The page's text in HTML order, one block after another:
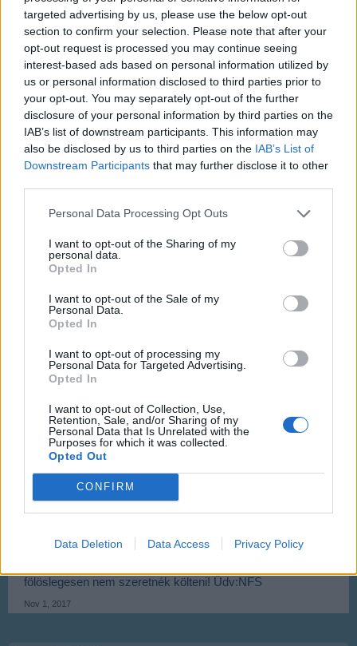
targeted advertising by us, please use the below opt-out
section to confirm your selection. Please note that after your
opt-out request is processed you may continue seeing
interest-based ads based on personal information utilized by
us or personal information disclosed to third parties prior to
your opt-out. You may separately opt-out of the further
disclosure of your personal information by third parties on the
IAB’s list of downstream participants. This information may
also be disclosed by us to third parties on the IAB’s List of
Downstream Participants that may further disclose it to other
Personal Data Processing Opt Outs
I want to opt-out of the Sharing of my
personal data.
Opted In
I want to opt-out of the Sale of my
Personal Data.
Opted In
I want to opt-out of processing my
Personal Data for Targeted Advertising.
Opted In
I want to opt-out of Collection, Use,
Retention, Sale, and/or Sharing of my
Personal Data that Is Unrelated with the
Purposes for which it was collected.
Opted Out
CONFIRM
Data Deletion Data Access Privacy Policy
User
glacika56 said:
Pár db 6-8 órás gépet én is be tudok válalni. Este kb 9.00-ig
Oké, köszi
Nov 1, 2017
Attila201409likes this.
User
Sziasztok
Valaki estére tudná fogadni a gépeimet???
Ha esetleg marad pár felesleges géped 16:30-tól éjfélig én
Nov 1, 2017
szarvasferiandflashman18like this.
Sziasztok! 70 Szintű vagyok 0 ft nem költötem bele és
fölöslegesen nem szeretnék költeni! Üdv:NFS
Nov 1, 2017